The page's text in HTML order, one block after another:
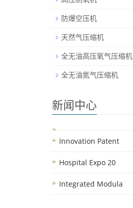
防爆空压机
天然气压缩机
全无油高压氧气压缩机
全无油氮气压缩机
新闻中心
Innovation Patent
Hospital Expo 20
Integrated Modula